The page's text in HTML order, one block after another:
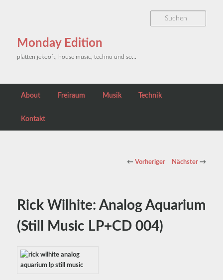
Monday Edition
platten jekooft, house music, techno und so…
About Freiraum Musik Technik
Kontakt
Beitragsnavigation
←Vorheriger Nächster →
Rick Wilhite: Analog Aquarium
(Still Music LP+CD 004)